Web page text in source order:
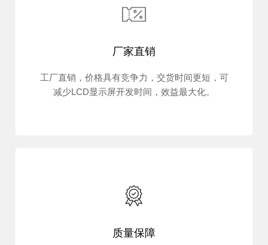
厂家直销
工厂直销，价格具有竞争力，交货时间更短，可
减少LCD显示屏开发时间，效益最大化。
质量保障